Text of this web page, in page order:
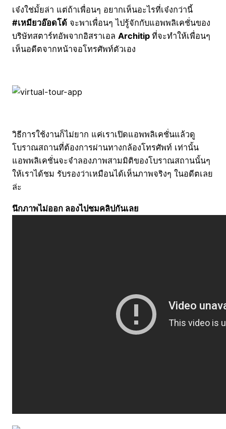
เจ๋งใช่มั้ยล่า แต่ถ้าเพื่อนๆ อยากเห็นอะไรที่เจ๋งกว่านี้
#เหมียวอ๊อดโด้ จะพาเพื่อนๆ ไปรู้จักกับแอพพลิเคชั่นของ
บริษัทสตาร์ทอัพจากอิสราเอล Architip ที่จะทำให้เพื่อนๆ
เห็นอดีตจากหน้าจอโทรศัพท์ตัวเอง
วิธีการใช้งานก็ไม่ยาก แค่เราเปิดแอพพลิเคชั่นแล้วดู
โบราณสถานที่ต้องการผ่านทางกล้องโทรศัพท์ เท่านั้น
แอพพลิเคชั่นจะจำลองภาพสามมิติของโบราณสถานนั้นๆ
ให้เราได้ชม รับรองว่าเหมือนได้เห็นภาพจริงๆ ในอดีตเลย
ล่ะ
นึกภาพไม่ออก ลองไปชมคลิปกันเลย